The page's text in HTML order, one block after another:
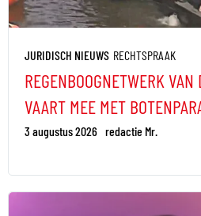
JURIDISCH NIEUWS RECHTSPRAAK
REGENBOOGNETWERK
VAART MEE MET
3 augustus 2026 redactie Mr.